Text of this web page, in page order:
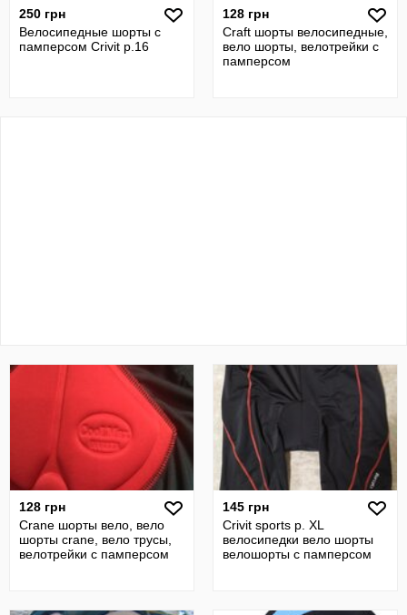
250 грн
Велосипедные шорты с
памперсом Crivit р.16
128 грн
Craft шорты велосипедные,
вело шорты, велотрейки с
памперсом
128 грн
Crane шорты вело, вело
шорты crane, вело трусы,
велотрейки с памперсом
145 грн
Crivit sports р. XL
велосипедки вело шорты
велошорты с памперсом